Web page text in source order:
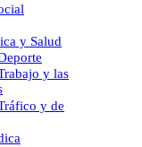
y Salud
y las
y de